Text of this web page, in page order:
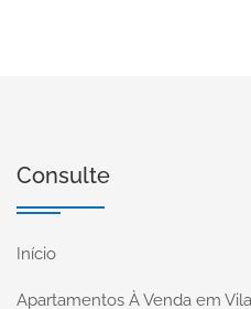
Consulte
Início
Apartamentos À Venda em